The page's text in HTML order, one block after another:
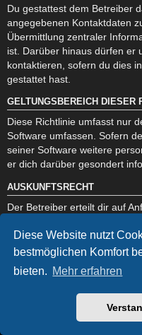
Diese Website nutzt
bestmöglichen Komfort
bieten. Mehr erfahren
Du gestattest dem Betreiber
angegebenen Kontaktdaten
Übermittlung zentraler
ist. Darüber hinaus dürfen er
kontaktieren, sofern du dies
gestattet hast.
GELTUNGSBEREICH DIESER
Diese Richtlinie umfasst nur
Software umfassen. Sofern
seiner Software weitere
er dich darüber gesondert
AUSKUNFTSRECHT
Der Betreiber erteilt dir auf
Du kannst jederzeit die
verlangen. Kontaktiere
Powered byphpBB®
Deutsche